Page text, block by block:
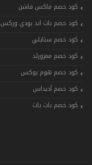
كود خصم ماكس فاشن
كود خصم باث اند بودي وركس
كود خصم ستايلي
كود خصم ممزورلد
كود خصم هوم بوكس
كود خصم أديداس
كود خصم بات بات